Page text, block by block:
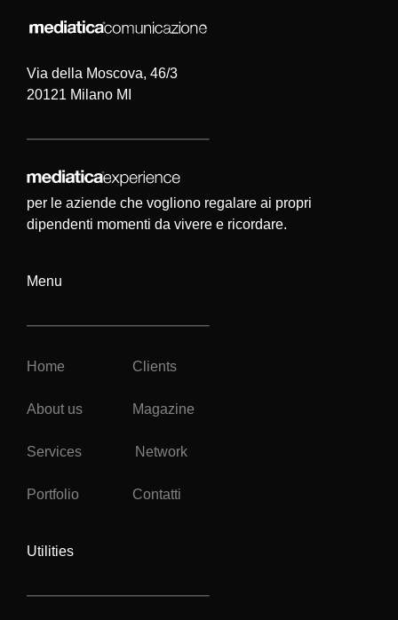
Via della Moscova, 46/3
20121 Milano MI
per le aziende che vogliono regalare ai propri
dipendenti momenti da vivere e ricordare.
Menu
Home Clients
About us Magazine
Services Network
Portfolio Contatti
Utilities